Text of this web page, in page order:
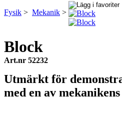
Fysik > Mekanik >
Block
Art.nr 52232
Utmärkt för
med en av